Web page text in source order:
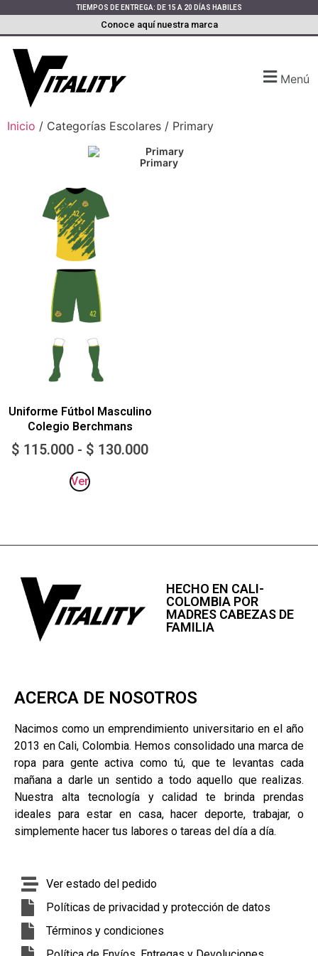
TIEMPOS DE ENTREGA: DE 15 A 20 DÍAS HABILES
Conoce aquí nuestra marca
Menú
Inicio / Categorías Escolares / Primary
Primary
Uniforme Fútbol Masculino
Colegio Berchmans
$ 115.000 - $ 130.000
Ver
HECHO EN CALI-
COLOMBIA POR
MADRES CABEZAS DE
FAMILIA
ACERCA DE NOSOTROS
Nacimos como un emprendimiento universitario en el año
2013 en Cali, Colombia. Hemos consolidado una marca de
ropa para gente activa como tú, que te levantas cada
mañana a darle un sentido a todo aquello que realizas.
Nuestra alta tecnología y calidad te brinda prendas
ideales para estar en casa, hacer deporte, trabajar, o
simplemente hacer tus labores o tareas del día a día.
Ver estado del pedido
Políticas de privacidad y protección de datos
Términos y condiciones